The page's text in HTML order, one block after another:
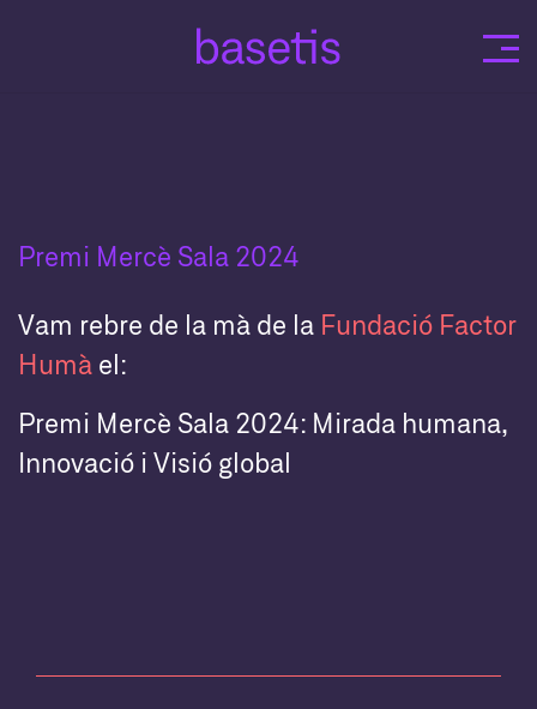
Premi Mercè Sala 2024
Vam rebre de la mà de la Fundació Factor
Humà el:
Premi Mercè Sala 2024: Mirada humana,
Innovació i Visió global